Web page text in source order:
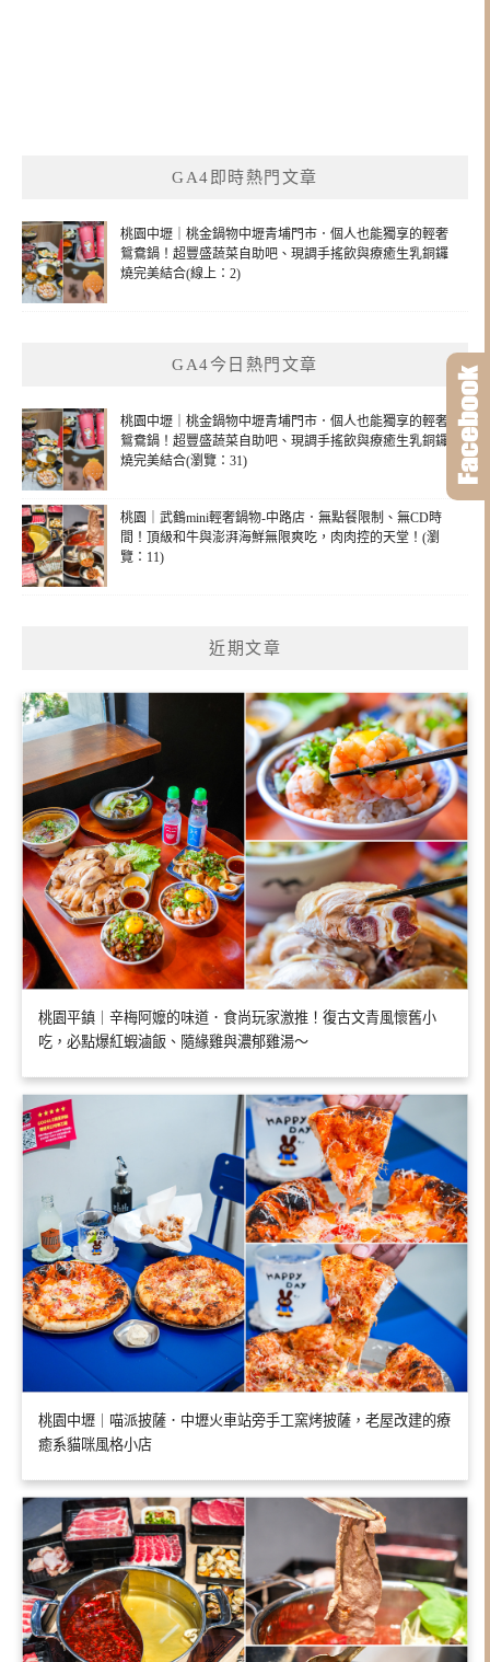
GA4即時熱門文章
桃園中壢｜桃金鍋物中壢青埔門市．個人也能獨享的輕奢
鴛鴦鍋！超豐盛蔬菜自助吧、現調手搖飲與療癒生乳銅鑼
燒完美結合(線上：2)
GA4今日熱門文章
桃園中壢｜桃金鍋物中壢青埔門市．個人也能獨享的輕奢
鴛鴦鍋！超豐盛蔬菜自助吧、現調手搖飲與療癒生乳銅鑼
燒完美結合(瀏覽：31)
桃園｜武鶴mini輕奢鍋物-中路店．無點餐限制、無CD時
間！頂級和牛與澎湃海鮮無限爽吃，肉肉控的天堂！(瀏
覽：11)
近期文章
桃園平鎮｜辛梅阿嬤的味道．食尚玩家激推！復古文青風懷舊小
吃，必點爆紅蝦滷飯、隨緣雞與濃郁雞湯～
桃園中壢｜喵派披薩．中壢火車站旁手工窯烤披薩，老屋改建的療
癒系貓咪風格小店